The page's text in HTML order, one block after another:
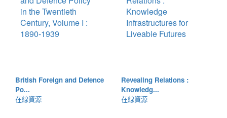
British Foreign and Defence
Po...
在線資源
Revealing Relations :
Knowledg...
在線資源